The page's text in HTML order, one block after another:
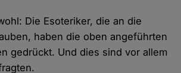
Die Esoteriker, die an die
haben die oben angeführten
gedrückt. Und dies sind vor allem